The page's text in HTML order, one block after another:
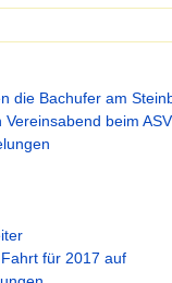
die Bachufer am
beim
für 2017 auf